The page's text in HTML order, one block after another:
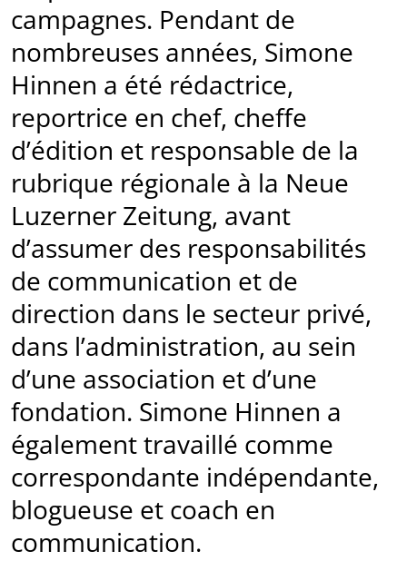
campagnes. Pendant de
nombreuses années, Simone
Hinnen a été rédactrice,
reportrice en chef, cheffe
d’édition et responsable de la
rubrique régionale à la Neue
Luzerner Zeitung, avant
d’assumer des responsabilités
de communication et de
direction dans le secteur privé,
dans l’administration, au sein
d’une association et d’une
fondation. Simone Hinnen a
également travaillé comme
correspondante indépendante,
blogueuse et coach en
communication.